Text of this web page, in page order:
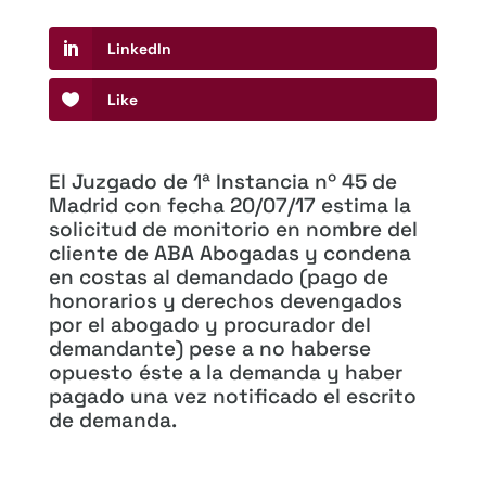
LinkedIn
Like
El Juzgado de 1ª Instancia nº 45 de
Madrid con fecha 20/07/17 estima la
solicitud de monitorio en nombre del
cliente de ABA Abogadas y condena
en costas al demandado (pago de
honorarios y derechos devengados
por el abogado y procurador del
demandante) pese a no haberse
opuesto éste a la demanda y haber
pagado una vez notificado el escrito
de demanda.